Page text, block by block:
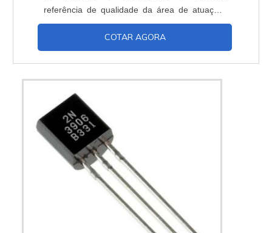
referência de qualidade da área de atuação.
OUTRAS INFORMAÇÕES SOBRE O
FORNECEDOR DE CAPACITORES Quem
controlador de fator de potência 06 saídas e
f...
COTAR AGORA